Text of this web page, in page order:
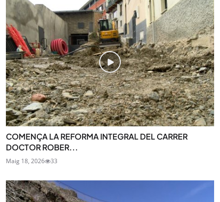
COMENÇA LA REFORMA INTEGRAL DEL CARRER
DOCTOR ROBER...
Maig 18, 2026 33